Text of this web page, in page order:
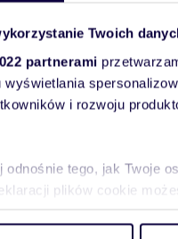
Twoich
partnerami
wyświetlania
i rozwoju
odnośnie tego, jak Twoje
plików cookie
5 minut od centrum
do centrum
i spokoju
m²
ceramiczny
inny system)